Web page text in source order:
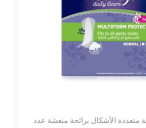
متعددة الأشكال برائحة منعشة عدد